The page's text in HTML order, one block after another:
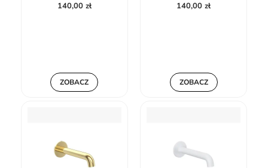
140,00 zł
ZOBACZ
140,00 zł
ZOBACZ